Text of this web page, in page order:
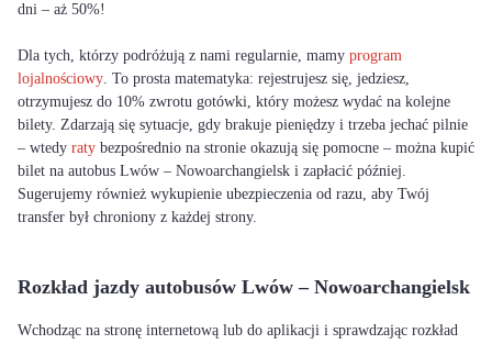
dni – aż 50%!
Dla tych, którzy podróżują z nami regularnie, mamy program
lojalnościowy. To prosta matematyka: rejestrujesz się, jedziesz,
otrzymujesz do 10% zwrotu gotówki, który możesz wydać na kolejne
bilety. Zdarzają się sytuacje, gdy brakuje pieniędzy i trzeba jechać pilnie
– wtedy raty bezpośrednio na stronie okazują się pomocne – można kupić
bilet na autobus Lwów – Nowoarchangielsk i zapłacić później.
Sugerujemy również wykupienie ubezpieczenia od razu, aby Twój
transfer był chroniony z każdej strony.
Rozkład jazdy autobusów Lwów – Nowoarchangielsk
Wchodząc na stronę internetową lub do aplikacji i sprawdzając rozkład